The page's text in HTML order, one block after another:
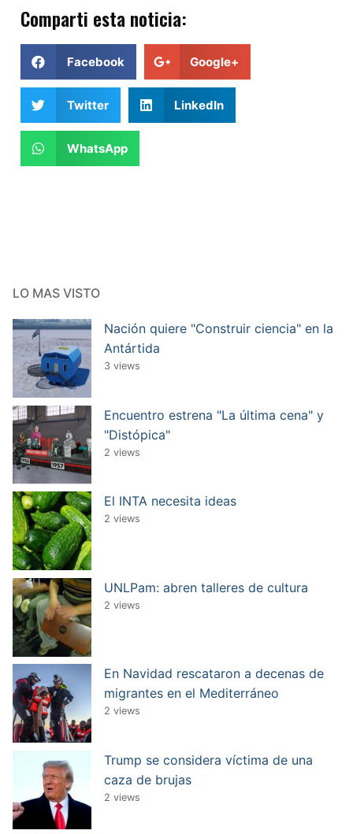
Comparti esta noticia:
Facebook Google+
Twitter LinkedIn
WhatsApp
LO MAS VISTO
Nación quiere "Construir ciencia" en la
Antártida
3 views
Encuentro estrena "La última cena" y
"Distópica"
2 views
El INTA necesita ideas
2 views
UNLPam: abren talleres de cultura
2 views
En Navidad rescataron a decenas de
migrantes en el Mediterráneo
2 views
Trump se considera víctima de una
caza de brujas
2 views